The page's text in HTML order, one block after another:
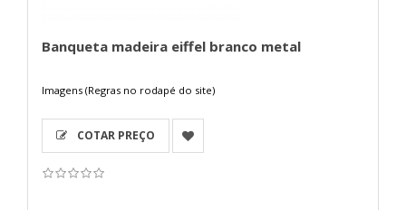
Banqueta madeira eiffel branco metal
Imagens (Regras no rodapé do site)
COTAR PREÇO